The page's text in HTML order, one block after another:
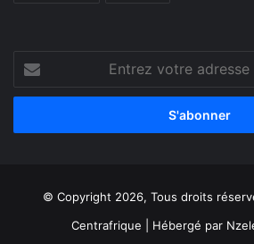
votre
adresse
© Copyright 2026, Tous droits
Centrafrique
| Hébergé par